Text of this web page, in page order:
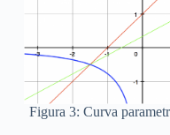
Figura 3: Curva